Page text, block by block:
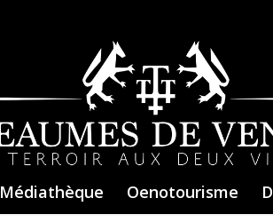
Médiathèque Oenotourisme